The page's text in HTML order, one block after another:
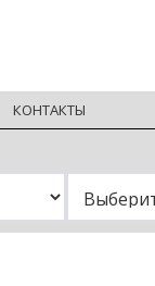
или
КОНТАКТЫ